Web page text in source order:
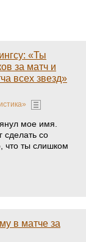
«Ты
за матч и
всех звезд»
мое имя.
сделать со
что ты слишком
в матче за